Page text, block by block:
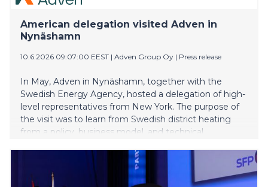
American delegation visited Adven in
Nynäshamn
10.6.2026 09:07:00 EEST | Adven Group Oy | Press release
In May, Adven in Nynäshamn, together with the
Swedish Energy Agency, hosted a delegation of high-
level representatives from New York. The purpose of
the visit was to learn from Swedish district heating
from a policy, business model, and technical
from the use of gas.